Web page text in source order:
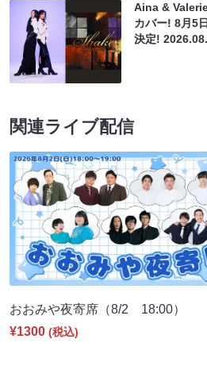
Aina &
カバー! 8月5
決定!
関連ライブ配信
おおみや夜寄席（8/2 18:00）
¥1300 (税込)